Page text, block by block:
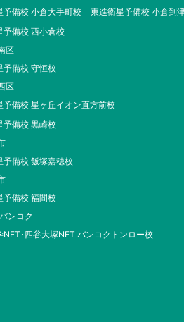
予備校 小倉大手町校
東進衛星予備校 小倉到
予備校 西小倉校
区
予備校 守恒校
区
予備校 星ヶ丘イオン直方前校
予備校 黒崎校
予備校 飯塚嘉穂校
予備校 福間校
ンコク
NET･四谷大塚NET バンコクトンロー校